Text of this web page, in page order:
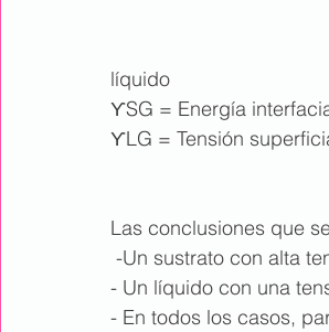
líquido
ϒSG = Energía
ϒLG = Tensión
Las conclusiones que
-Un sustrato con alta
- Un líquido con una
- En todos los casos,